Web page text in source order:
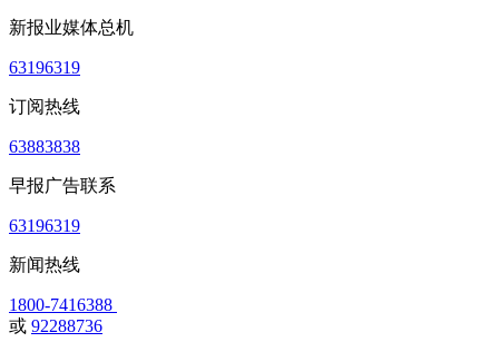
新报业媒体总机
63196319
订阅热线
63883838
早报广告联系
63196319
新闻热线
1800-7416388
或 92288736